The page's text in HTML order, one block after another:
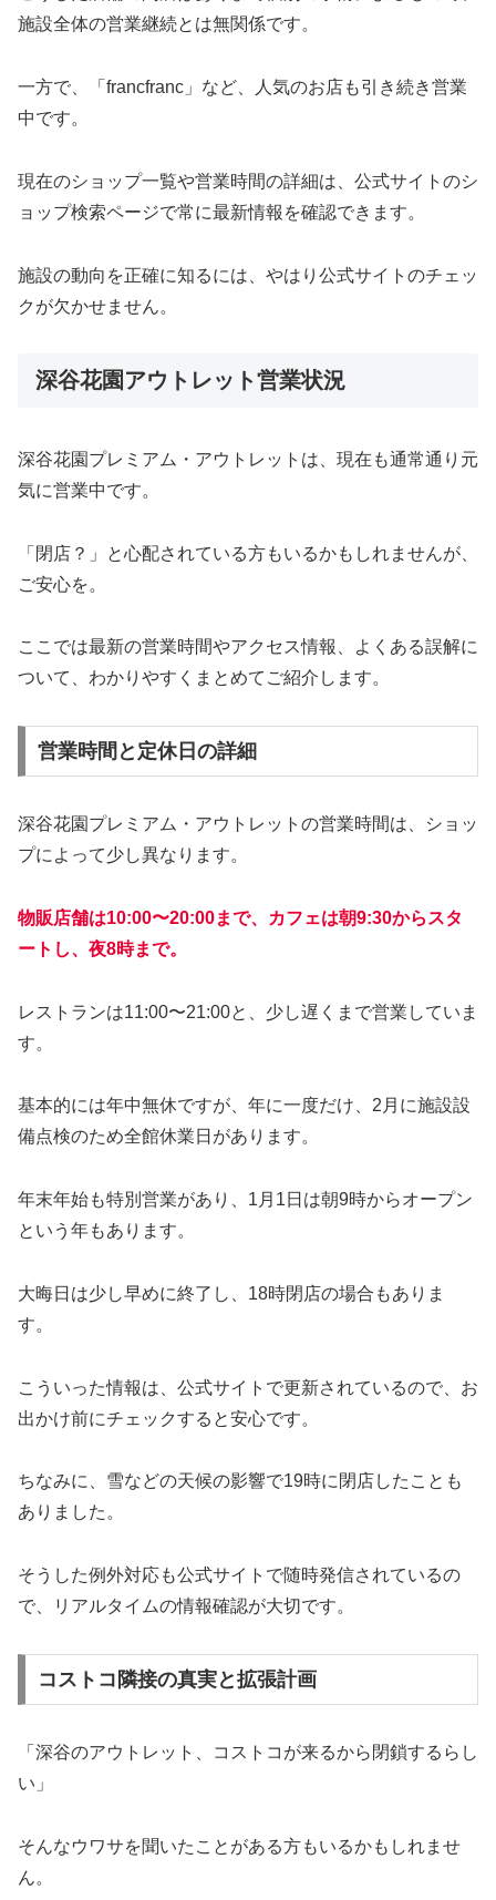
施設全体の営業継続とは無関係です。
一方で、「francfranc」など、人気のお店も引き続き営業
中です。
現在のショップ一覧や営業時間の詳細は、公式サイトのシ
ョップ検索ページで常に最新情報を確認できます。
施設の動向を正確に知るには、やはり公式サイトのチェッ
クが欠かせません。
深谷花園アウトレット営業状況
深谷花園プレミアム・アウトレットは、現在も通常通り元
気に営業中です。
「閉店？」と心配されている方もいるかもしれませんが、
ご安心を。
ここでは最新の営業時間やアクセス情報、よくある誤解に
ついて、わかりやすくまとめてご紹介します。
営業時間と定休日の詳細
深谷花園プレミアム・アウトレットの営業時間は、ショッ
プによって少し異なります。
物販店舗は10:00〜20:00まで、カフェは朝9:30からスタ
ートし、夜8時まで。
レストランは11:00〜21:00と、少し遅くまで営業していま
す。
基本的には年中無休ですが、年に一度だけ、2月に施設設
備点検のため全館休業日があります。
年末年始も特別営業があり、1月1日は朝9時からオープン
という年もあります。
大晦日は少し早めに終了し、18時閉店の場合もありま
す。
こういった情報は、公式サイトで更新されているので、お
出かけ前にチェックすると安心です。
ちなみに、雪などの天候の影響で19時に閉店したことも
ありました。
そうした例外対応も公式サイトで随時発信されているの
で、リアルタイムの情報確認が大切です。
コストコ隣接の真実と拡張計画
「深谷のアウトレット、コストコが来るから閉鎖するらし
い」
そんなウワサを聞いたことがある方もいるかもしれませ
ん。